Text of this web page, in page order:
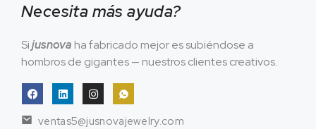
Necesita más ayuda?
Sijusnova ha fabricado mejor es subiéndose a
hombros de gigantes — nuestros clientes creativos.
ventas5@jusnovajewelry.com